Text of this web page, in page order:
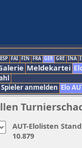
ESP FAI FIN FRA GER GRE INA
Meldekartei
Spieler anmelden Elo
AUT-Elolisten
10.879